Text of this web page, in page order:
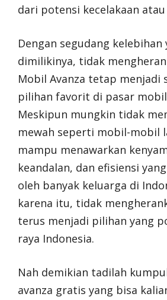
dari potensi kecelakaan
Dengan segudang kelebihan
dimilikinya, tidak
Mobil Avanza tetap menjadi
pilihan favorit di pasar
Meskipun mungkin tidak
mewah seperti mobil-mobil
mampu menawarkan
keandalan, dan efisiensi
oleh banyak keluarga di
karena itu, tidak
terus menjadi pilihan yang
raya Indonesia.
Nah demikian tadilah
avanza gratis yang bisa